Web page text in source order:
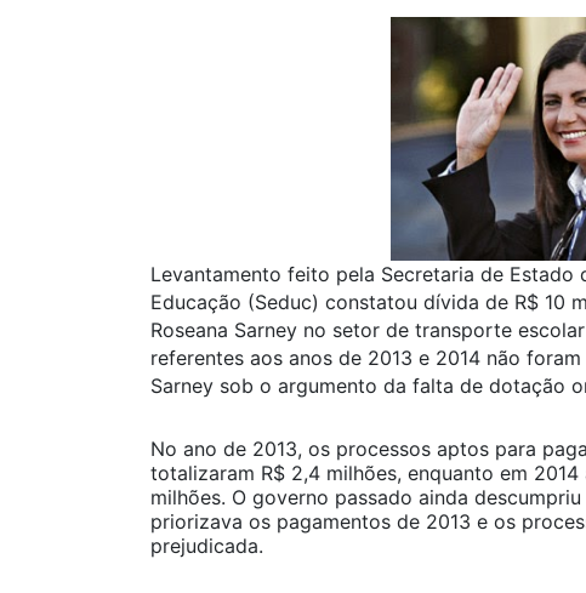
Levantamento feito pela Secretaria de Estado
Educação (Seduc) constatou dívida de R$ 10
Roseana Sarney no setor de transporte
referentes aos anos de 2013 e 2014 não
Sarney sob o argumento da falta de dotação
No ano de 2013, os processos aptos para
totalizaram R$ 2,4 milhões, enquanto em
milhões. O governo passado ainda
priorizava os pagamentos de 2013 e os
prejudicada.